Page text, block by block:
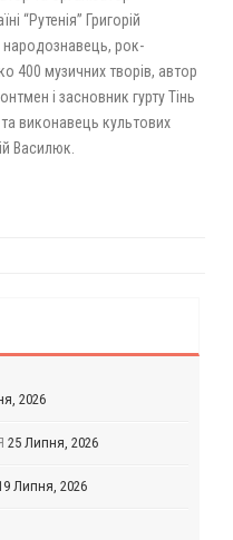
“Рутенія” Григорій
народознавець, рок-
400 музичних творів, автор
і засновник гурту Тінь
та виконавець культових
Василюк.
2026
25 Липня, 2026
Липня, 2026